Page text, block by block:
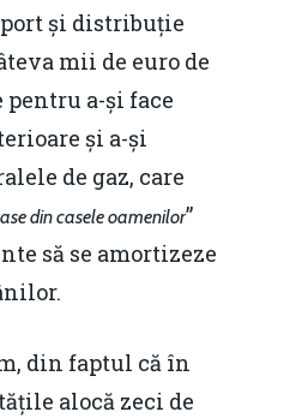
și distribuție
mii de euro de
a-și face
și a-și
de gaz, care
din casele oamenilor”
să se amortizeze
din faptul că în
alocă zeci de